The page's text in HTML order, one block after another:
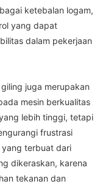
ketebalan logam,
yang dapat
dalam pekerjaan
juga merupakan
mesin berkualitas
lebih tinggi, tetapi
frustrasi
yang terbuat dari
dikeraskan, karena
tekanan dan